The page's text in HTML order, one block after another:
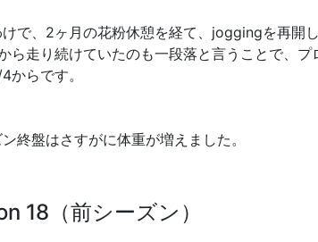
で、2ヶ月の花粉休憩を経て、joggingを再開し
ら走り続けていたのも一段落と言うことで、プ
からです。
終盤はさすがに体重が増えました。
18（前シーズン）